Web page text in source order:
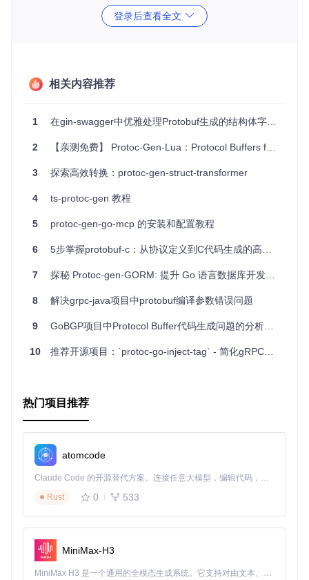
字段添加特定标签，比如用于忽略它们在序列化中的表
PGGT 在多种场景下大有用武之地：
SQL 查询所需的
sql
标签。
对于 GraphQL API 开发，可以直接在 Protobuf 定义中添加
graphql标签，简化接口处理。
作量。
项目特点
易用性：仅需一行命令即可完成标签的添加和替换，无需繁
琐的手动操作。
灵活性 ：提供多种标签控制选项，可以精确地满足你的需
求。
：自动为字段添加标签，可以根据字段名称生成不同
的格式，如 snake_case、camelCase 等。
有的生成过程。
例如，可以通过以下命令为.proto文件添加标签：
或者自动为字段添加标签：
    	-I . \
    	--gotag_out=auto=
最后，值得注意的是，PGGT 应始终在 Protobuf 编译后运
行，以保证正确性。
总之，protoc-gen-gotag 是一个高效且灵活的工具，可以帮助
你在 Protobuf 开发过程中节省大量时间，提高代码质量。如
登录后查看全文
相关内容推荐
1 在gin-swagger中优雅处理Protobuf生成的结构体字段控制
2 【亲测免费】 Protoc-Gen-Lua：Protocol Buffers for Lua的高效生成器
3 探索高效转换：protoc-gen-struct-transformer
4 ts-protoc-gen 教程
5 protoc-gen-go-mcp 的安装和配置教程
6 5步掌握protobuf-c：从协议定义到C代码生成的高效实战指南
7 探秘 Protoc-gen-GORM: 提升 Go 语言数据库开发效率的新工具
8 解决grpc-java项目中protobuf编译参数错误问题
9 GoBGP项目中Protocol Buffer代码生成问题的分析与解决
10 推荐开源项目：`protoc-go-inject-tag` - 简化gRPC服务端标签注入
热门项目推荐
atomcode
Claude Code 的开源替代方案。连接任意大模型，编辑代码，运行命令，自动验证 — 全自动执行。用 Rust 构建，极致性能。 ｜ An open-source alternative to Claude Code. Connect any LLM, edit code, run commands, and verify changes — autonomously. Built in Rust for speed. Get Started
Rust
0 533
MiniMax-H3
MiniMax H3 是一个通用的全模态生成系统。它支持对由文本、图像、视频和音频组成的多模态上下文进行统一理解，并能生成分辨率高达 2K、时长可达 15 秒的带原生立体声音频的视频。得益于面向任务泛化的系统设计，H3 在预训练阶段就已具备广泛的多模态上下文理解与生成能力，能够出色地执行复杂的多模态指令。